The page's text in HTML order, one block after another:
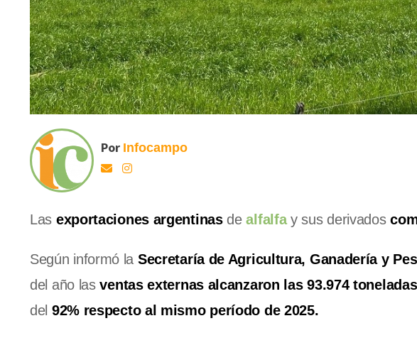
Por Infocampo
Las exportaciones argentinasdealfalfay sus derivados
Según informó la Secretaría de Agricultura, Ganadería y
del año lasventas externas alcanzaron las 93.974 toneladas
del 92% respecto al mismo período de 2025.